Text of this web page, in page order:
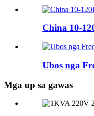
China 10-
Ubos nga
Mga up sa gawas